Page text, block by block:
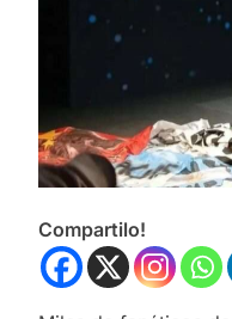
Compartilo!